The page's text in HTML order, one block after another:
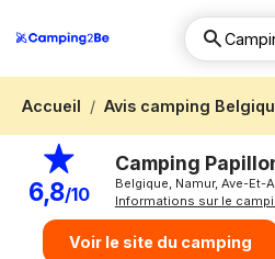
Accueil Avis camping
6,8/10
Camping
Belgique, Namur, Ave-Et-
Informations sur le
Voir le site du camping